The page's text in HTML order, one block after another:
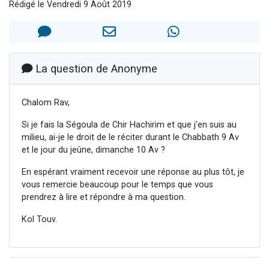
2 nouvelles musiques dans Torah-Box Music
8 personnes viennent de faire un don pour Tsédaka : pauvres d'Israel
2 personnes viennent de faire un don pour 1 Journée de Vacances Pour les Enfants
Rédigé le Vendredi 9 Août 2019
La question de Anonyme
Chalom Rav,
Si je fais la Ségoula de Chir Hachirim et que j'en suis au
milieu, ai-je le droit de le réciter durant le Chabbath 9 Av
et le jour du jeûne, dimanche 10 Av ?
En espérant vraiment recevoir une réponse au plus tôt, je
vous remercie beaucoup pour le temps que vous
prendrez à lire et répondre à ma question.
Kol Touv.